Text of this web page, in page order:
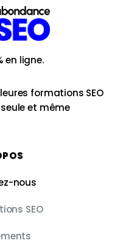
en ligne.
formations SEO
et même
nous
SEO